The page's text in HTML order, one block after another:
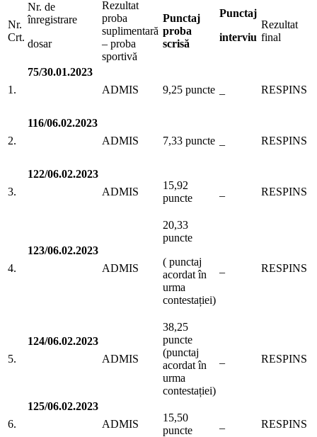
Nr.
Crt.
Nr. de
înregistrare
dosar
Rezultat
proba
suplimentară
– proba
sportivă
Punctaj
proba
scrisă
Punctaj
interviu
Rezultat
final
1.
75/30.01.2023
ADMIS
9,25 puncte RESPINS
2.
116/06.02.2023
ADMIS
7,33 puncte RESPINS
3.
122/06.02.2023
ADMIS
15,92
puncte
RESPINS
4.
123/06.02.2023
ADMIS
20,33
puncte
( punctaj
acordat în
urma
contestației)
RESPINS
5.
124/06.02.2023
ADMIS
38,25
puncte
(punctaj
acordat în
urma
contestației)
RESPINS
6.
125/06.02.2023
ADMIS
15,50
puncte
RESPINS